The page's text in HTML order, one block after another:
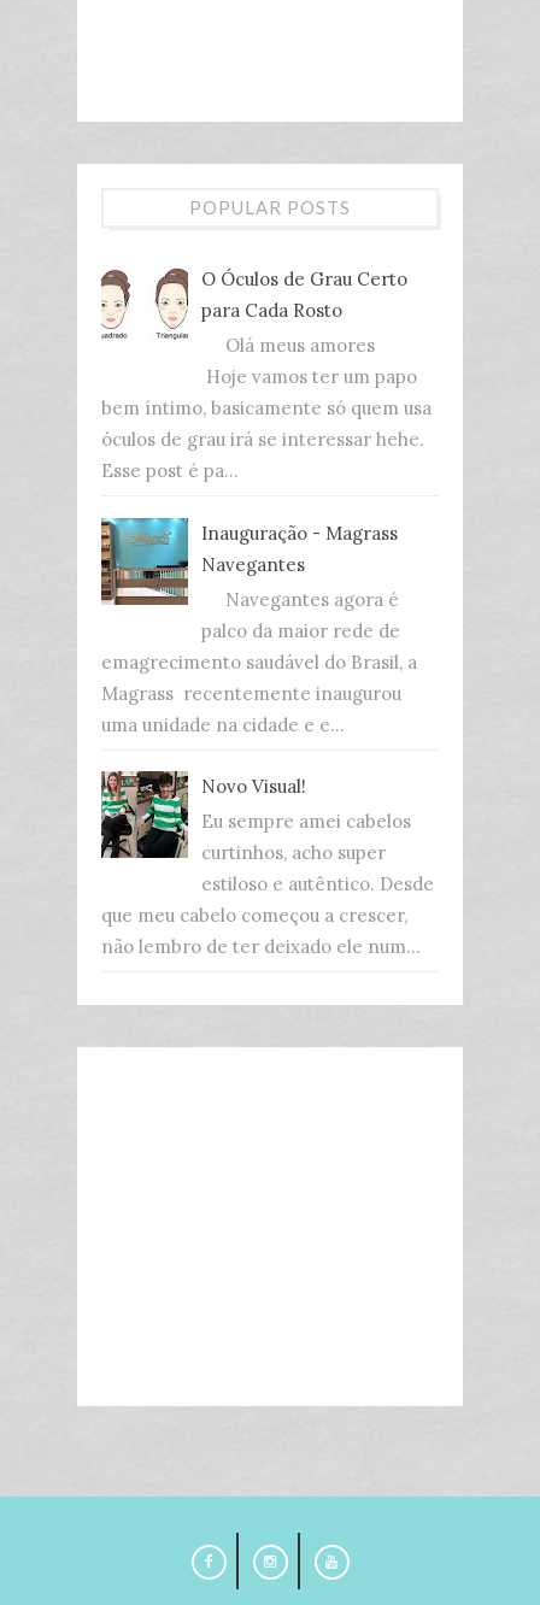
POPULAR POSTS
O Óculos de Grau Certo
para Cada Rosto
Olá meus amores
Hoje vamos ter um papo
bem íntimo, basicamente só quem usa
óculos de grau irá se interessar hehe.
Esse post é pa...
Inauguração - Magrass
Navegantes
Navegantes agora é
palco da maior rede de
emagrecimento saudável do Brasil, a
Magrass recentemente inaugurou
uma unidade na cidade e e...
Novo Visual!
Eu sempre amei cabelos
curtinhos, acho super
estiloso e autêntico. Desde
que meu cabelo começou a crescer,
não lembro de ter deixado ele num...